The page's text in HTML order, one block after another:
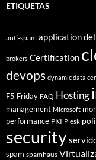
ETIQUETAS
anti-spam application
brokers Certification
devops dynamic data
F5 Friday FAQ Hosting
management Microsoft
performance PKI Plesk
security
spam spamhaus